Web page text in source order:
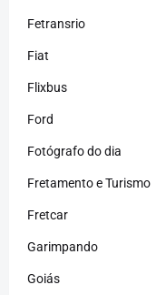
Fetransrio
Fiat
Flixbus
Ford
Fotógrafo do dia
Fretamento e Turismo
Fretcar
Garimpando
Goiás